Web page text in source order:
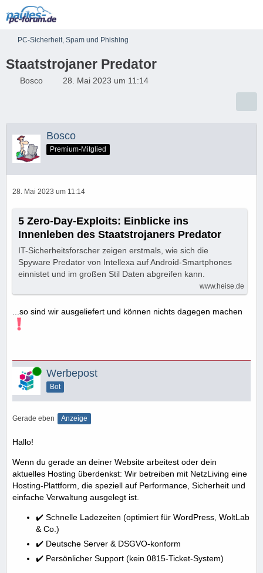
PC-Sicherheit, Spam und Phishing
Staatstrojaner Predator
Bosco 28. Mai 2023 um 11:14
Bosco
Premium-Mitglied
28. Mai 2023 um 11:14
5 Zero-Day-Exploits: Einblicke ins
Innenleben des Staatstrojaners Predator
IT-Sicherheitsforscher zeigen erstmals, wie sich die
Spyware Predator von Intellexa auf Android-Smartphones
einnistet und im großen Stil Daten abgreifen kann.
www.heise.de
...so sind wir ausgeliefert und können nichts dagegen machen
Online Werbepost
Bot
Gerade eben Anzeige
Hallo!
Wenn du gerade an deiner Website arbeitest oder dein
aktuelles Hosting überdenkst: Wir betreiben mit NetzLiving eine
Hosting-Plattform, die speziell auf Performance, Sicherheit und
einfache Verwaltung ausgelegt ist.
✔️ Schnelle Ladezeiten (optimiert für WordPress, WoltLab
& Co.)
✔️ Deutsche Server & DSGVO-konform
✔️ Persönlicher Support (kein 0815-Ticket-System)